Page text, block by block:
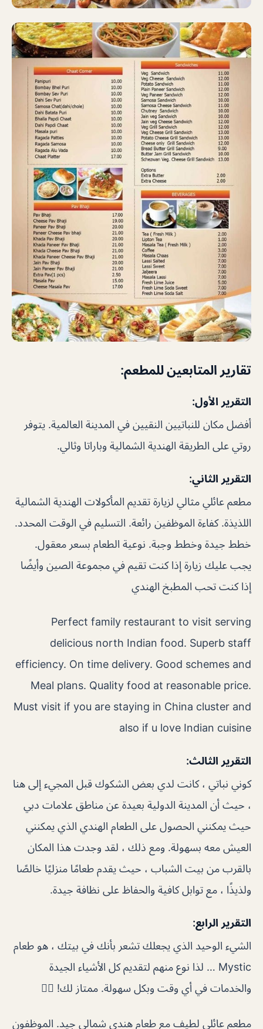
تقارير المتابعين للمطعم:
التقرير الأول:
أفضل مكان للنباتيين النقيين في المدينة العالمية. يتوفر
روتي على الطريقة الهندية الشمالية وباراتا وثالي.
التقرير الثاني:
مطعم عائلي مثالي لزيارة تقديم المأكولات الهندية الشمالية
اللذيذة. كفاءة الموظفين رائعة. التسليم في الوقت المحدد.
خطط جيدة وخطط وجبة. نوعية الطعام بسعر معقول.
يجب عليك زيارة إذا كنت تقيم في مجموعة الصين وأيضًا
إذا كنت تحب المطبخ الهندي
Perfect family restaurant to visit serving
delicious north Indian food. Superb staff
efficiency. On time delivery. Good schemes and
Meal plans. Quality food at reasonable price.
Must visit if you are staying in China cluster and
also if u love Indian cuisine
التقرير الثالث:
كوني نباتي ، كانت لدي بعض الشكوك قبل المجيء إلى هنا
، حيث أن المدينة الدولية بعيدة عن مناطق علامات دبي
حيث يمكنني الحصول على الطعام الهندي الذي يمكنني
العيش معه بسهولة. ومع ذلك ، لقد وجدت هذا المكان
بالقرب من بيت الشباب ، حيث يقدم طعامًا منزليًا خالصًا
ولذيذًا ، مع توابل كافية والحفاظ على نظافة جيدة.
التقرير الرابع:
الشيء الوحيد الذي يجعلك تشعر بأنك في بيتك ، هو طعام
Mystic … لذا نوع منهم لتقديم كل الأشياء الجيدة
والخدمات في أي وقت وبكل سهولة. ممتاز لك! 👍🏼
مطعم عائلي لطيف مع طعام هندي شمالي جيد. الموظفون